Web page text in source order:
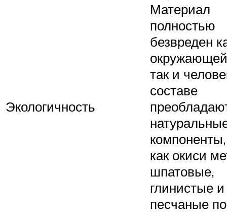
Экологичность
Материал
полностью
безвреден
так и
составе
как окиси
шпатовые,
глинистые и
песчаные